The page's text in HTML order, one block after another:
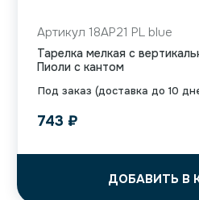
Под заказ (доставка до 10
Артикул 18AP21 PL blue
Тарелка мелкая с
Пиоли с кантом
743 ₽
ДОБАВИТЬ В